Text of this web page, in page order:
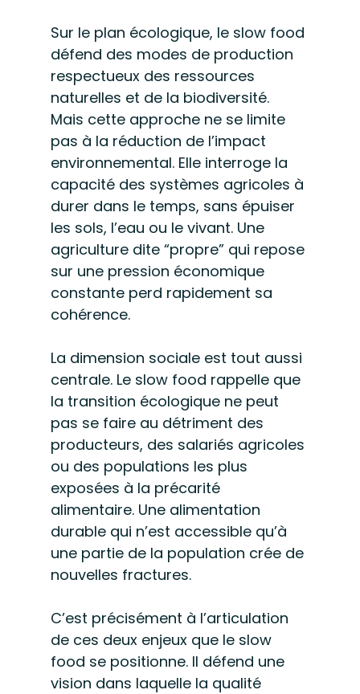
Sur le plan écologique, le slow food
défend des modes de production
respectueux des ressources
naturelles et de la biodiversité.
Mais cette approche ne se limite
pas à la réduction de l’impact
environnemental. Elle interroge la
capacité des systèmes agricoles à
durer dans le temps, sans épuiser
les sols, l’eau ou le vivant. Une
agriculture dite “propre” qui repose
sur une pression économique
constante perd rapidement sa
cohérence.
La dimension sociale est tout aussi
centrale. Le slow food rappelle que
la transition écologique ne peut
pas se faire au détriment des
producteurs, des salariés agricoles
ou des populations les plus
exposées à la précarité
alimentaire. Une alimentation
durable qui n’est accessible qu’à
une partie de la population crée de
nouvelles fractures.
C’est précisément à l’articulation
de ces deux enjeux que le slow
food se positionne. Il défend une
vision dans laquelle la qualité